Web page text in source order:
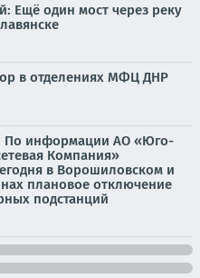
Ещё один мост через реку
в отделениях МФЦ ДНР
По информации АО «Юго-
Компания»
в Ворошиловском и
плановое отключение
подстанций